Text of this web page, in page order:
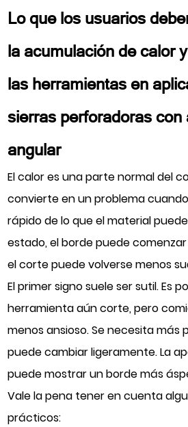
Lo que los usuarios
la acumulación de calor
las herramientas en
sierras perforadoras con
angular
El calor es una parte normal del
convierte en un problema
rápido de lo que el material
estado, el borde puede
el corte puede volverse menos
El primer signo suele ser sutil. Es
herramienta aún corte, pero
menos ansioso. Se necesita más
puede cambiar ligeramente. La
puede mostrar un borde más
Vale la pena tener en cuenta
prácticos: